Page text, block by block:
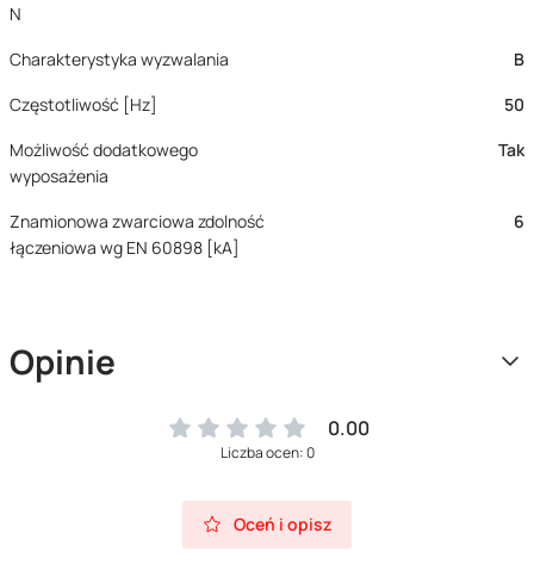
N
Charakterystyka wyzwalania
B
Częstotliwość [Hz]
50
Możliwość dodatkowego
wyposażenia
Tak
Znamionowa zwarciowa zdolność
łączeniowa wg EN 60898 [kA]
6
Opinie
0.00
Liczba ocen: 0
Oceń i opisz